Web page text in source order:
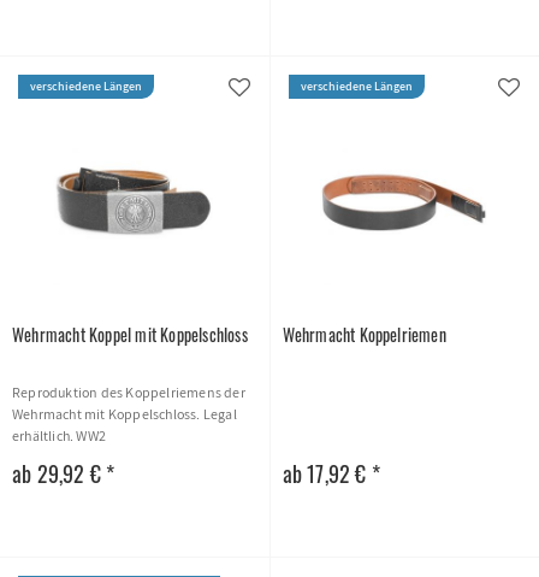
verschiedene Längen
Wehrmacht Koppel mit Koppelschloss
Reproduktion des Koppelriemens der
Wehrmacht mit Koppelschloss. Legal
erhältlich. WW2
ab 29,92 € *
verschiedene Längen
Wehrmacht Koppelriemen
ab 17,92 € *